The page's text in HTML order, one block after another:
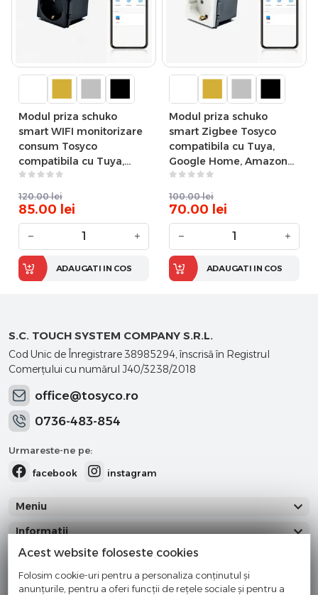
Modul priza schuko
smart WIFI monitorizare
consum Tosyco
compatibila cu Tuya,
Google Home, Amazon
Alexa
120.00 lei
85.00 lei
− +
ADAUGATI IN COS
Modul priza schuko
smart Zigbee Tosyco
compatibila cu Tuya,
Google Home, Amazon
Alexa
100.00 lei
70.00 lei
− +
ADAUGATI IN COS
S.C. TOUCH SYSTEM COMPANY S.R.L.
Cod Unic de Înregistrare 38985294, înscrisă în Registrul
Comerţului cu numărul J40/3238/2018
office@tosyco.ro
0736-483-854
Urmareste-ne pe:
facebook
instagram
Meniu
Informatii
Categorii
Acest website foloseste cookies
Folosim cookie-uri pentru a personaliza conținutul și
anunțurile, pentru a oferi funcții de rețele sociale și pentru a